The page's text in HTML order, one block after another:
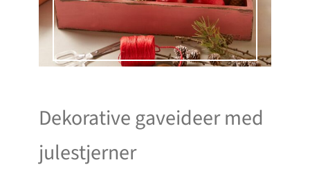
Dekorative gaveideer med
julestjerner